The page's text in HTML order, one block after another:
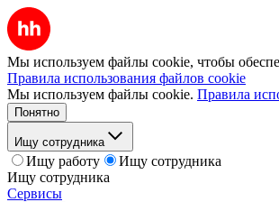
Мы используем файлы cookie, чтобы
Правила использования файлов cookie
Мы используем файлы cookie. Правила
Понятно
Ищу сотрудника
Ищу работу
Ищу сотрудника
Ищу сотрудника
Сервисы